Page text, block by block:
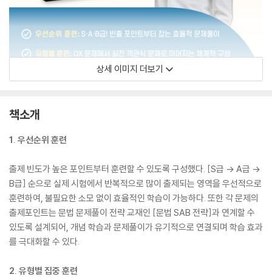
상세 이미지 더보기
책소개
1. 우선순위 훈련
출제 빈도가 높은 포인트부터 훈련할 수 있도록 구성했다. [S급 → A급 →
B급] 순으로 실제 시험에서 반복적으로 많이 출제되는 영역을 우선적으로
훈련하여, 불필요한 소모 없이 효율적인 학습이 가능하다. 또한 각 문제의
출제포인트는 문법 문제풀이 전략 교재인 [문법 SAB 전략]과 연계할 수
있도록 설계되어, 개념 학습과 문제풀이가 유기적으로 연결되며 학습 효과
를 극대화할 수 있다.
2. 유형별 집중 훈련